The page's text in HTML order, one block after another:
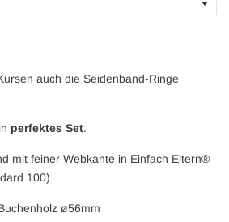
auch die Seidenband-Ringe
perfektes Set.
mit feiner Webkante in Einfach Eltern®
100)
ø56mm